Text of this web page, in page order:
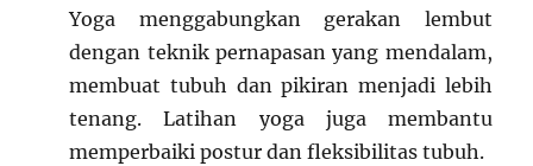
Yoga menggabungkan gerakan lembut
dengan teknik pernapasan yang mendalam,
membuat tubuh dan pikiran menjadi lebih
tenang. Latihan yoga juga membantu
memperbaiki postur dan fleksibilitas tubuh.